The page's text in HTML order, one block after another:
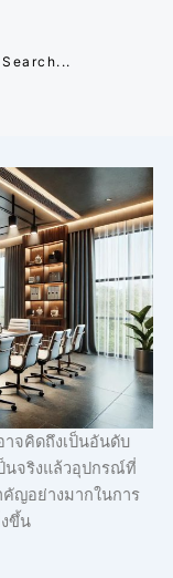
จคิดถึงเป็นอันดับ
นจริงแล้วอุปกรณ์ที่
ญอย่างมากในการ
ขึ้น